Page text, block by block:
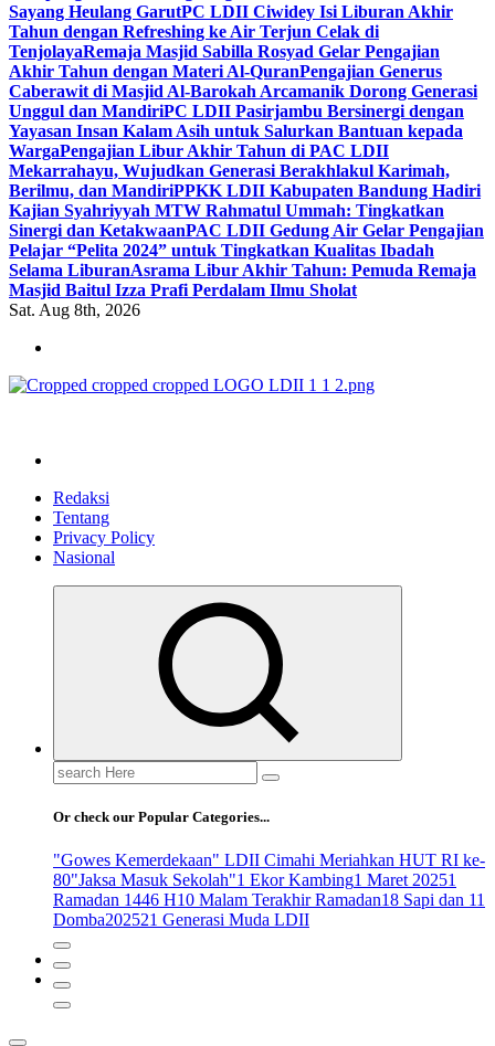
Sayang Heulang GarutPC LDII Ciwidey Isi Liburan Akhir
Tahun dengan Refreshing ke Air Terjun Celak di
TenjolayaRemaja Masjid Sabilla Rosyad Gelar Pengajian
Akhir Tahun dengan Materi Al-QuranPengajian Generus
Caberawit di Masjid Al-Barokah Arcamanik Dorong Generasi
Unggul dan MandiriPC LDII Pasirjambu Bersinergi dengan
Yayasan Insan Kalam Asih untuk Salurkan Bantuan kepada
WargaPengajian Libur Akhir Tahun di PAC LDII
Mekarrahayu, Wujudkan Generasi Berakhlakul Karimah,
Berilmu, dan MandiriPPKK LDII Kabupaten Bandung Hadiri
Kajian Syahriyyah MTW Rahmatul Ummah: Tingkatkan
Sinergi dan KetakwaanPAC LDII Gedung Air Gelar Pengajian
Pelajar “Pelita 2024” untuk Tingkatkan Kualitas Ibadah
Selama LiburanAsrama Libur Akhir Tahun: Pemuda Remaja
Masjid Baitul Izza Prafi Perdalam Ilmu Sholat
Sat. Aug 8th, 2026
Redaksi
Tentang
Privacy Policy
Nasional
Search
for:
Or check our Popular Categories...
"Gowes Kemerdekaan" LDII Cimahi Meriahkan HUT RI ke-
80"Jaksa Masuk Sekolah"1 Ekor Kambing1 Maret 20251
Ramadan 1446 H10 Malam Terakhir Ramadan18 Sapi dan 11
Domba202521 Generasi Muda LDII